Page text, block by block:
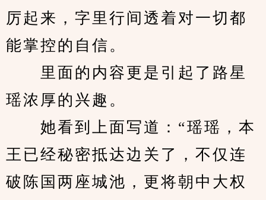
厉起来，字里行间透着对一切都
能掌控的自信。
里面的内容更是引起了路星
瑶浓厚的兴趣。
她看到上面写道：“瑶瑶，本
王已经秘密抵达边关了，不仅连
破陈国两座城池，更将朝中大权